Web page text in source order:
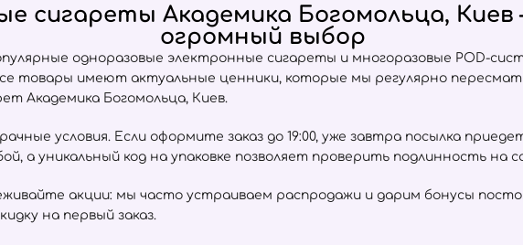
сигареты Академика Богомольца,
огромный выбор
одноразовые электронные сигареты и многоразовые POD-
товары имеют актуальные ценники, которые мы регулярно
Академика Богомольца, Киев.
условия. Если оформите заказ до 19:00, уже завтра посылка
а уникальный код на упаковке позволяет проверить подлинность на
акции: мы часто устраиваем распродажи и дарим бонусы
на первый заказ.